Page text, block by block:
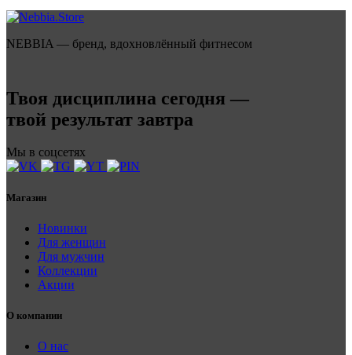
NEBBIA — бренд, вдохновлённый фитнесом
Твоя дисциплина сегодня —
твой результат завтра
Мы в соцсетях
Магазин
Новинки
Для женщин
Для мужчин
Коллекции
Акции
О компании
О нас